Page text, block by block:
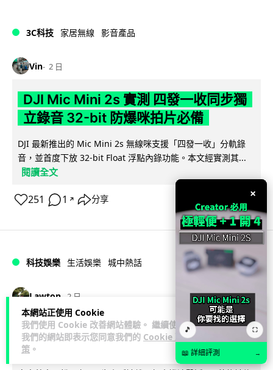
本網站正使用 Cookie
我們使用 Cookie 改善網站體驗。 繼續使用
我們的網站即表示您同意我們的 Cookie 政
策 。
3C科技 家居無線 影音產品
Vin 2 日
DJI Mic Mini 2s 實測 四發一收同步獨
立錄音 32-bit 防爆咪拍片必備
DJI 最新推出的 Mic Mini 2s 無線咪支援「四發一收」分軌錄
音，並首度下放 32-bit Float 浮點內錄功能。本文經實測其...
閱讀全文
251 1 ↗ 分享
科技娛樂 生活娛樂 城中熱話
Lawton 2 日
澤連斯基怒斥俄軍「人肉狩獵」 無人機
追殺烏克蘭小販近 40 秒仍被炸傷
×
🎵 ⛶
📖 詳細評測 →